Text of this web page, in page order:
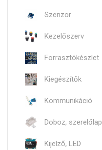
Szenzor
Kezelőszerv
Forrasztókészlet
Kiegészítők
Kommunikáció
Doboz, szerelőlap
Kijelző, LED